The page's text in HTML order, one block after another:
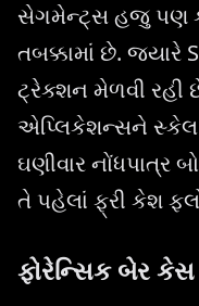
સેગમેન્ટ્સ હજુ પણ
તબક્કામાં છે. જ્યારે
ટ્રેક્શન મેળવી રહી
એપ્લિકેશન્સને સ્કેલ
ઘણીવાર નોંધપાત્ર
તે પહેલાં ફ્રી કેશ
ફોરેન્સિક બેર કેસ